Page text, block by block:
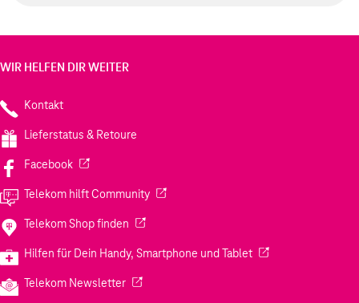
WIR HELFEN DIR WEITER
Kontakt
Lieferstatus & Retoure
Facebook(Wird in einem neuen Tab geöffnet)
Telekom hilft Community(Wird in einem neuen Tab geöffnet)
Telekom Shop finden (Wird in einem neuen Tab geöffnet)
Hilfen für Dein Handy, Smartphone und Tablet(Wird in einem
Telekom Newsletter(Wird in einem neuen Tab geöffnet)